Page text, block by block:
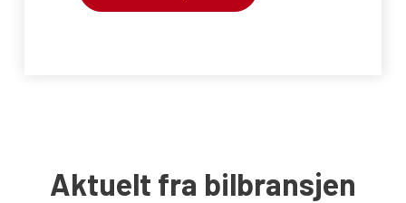
Aktuelt fra bilbransjen